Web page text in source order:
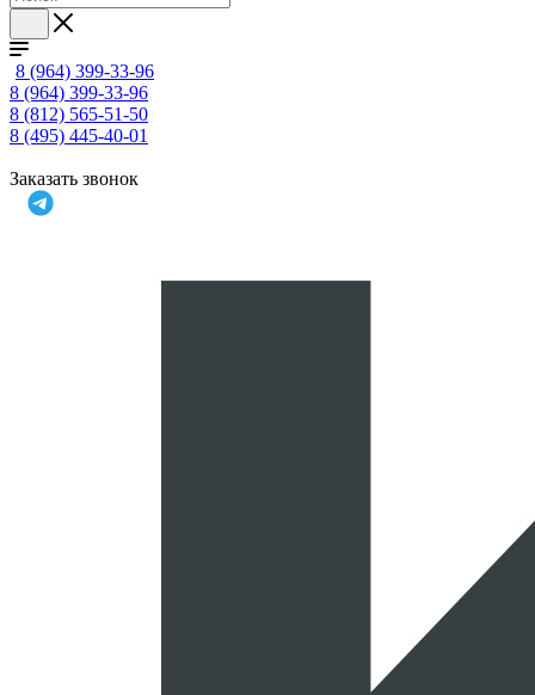
8 (964) 399-33-96
8 (964) 399-33-96
8 (812) 565-51-50
8 (495) 445-40-01
Заказать звонок